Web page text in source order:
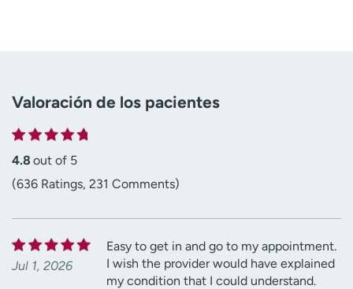
Valoración de los pacientes
4.8 out of 5
(636 Ratings, 231 Comments)
Jul 1, 2026
Easy to get in and go to my appointment.
I wish the provider would have explained
my condition that I could understand.